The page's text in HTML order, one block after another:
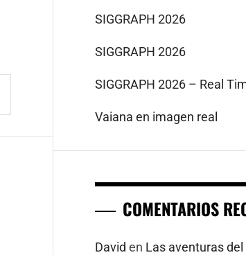
SIGGRAPH 2026
SIGGRAPH 2026
SIGGRAPH 2026 – Real
Vaiana en imagen real
COMENTARIOS
David en Las aventuras